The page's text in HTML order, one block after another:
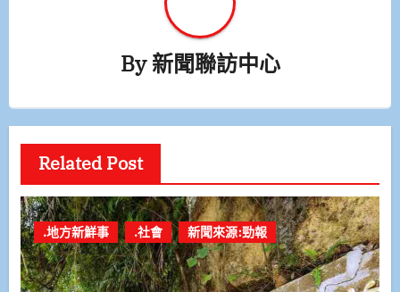
By新聞聯訪中心
Related Post
.地方新鮮事 .社會 新聞來源:勁報